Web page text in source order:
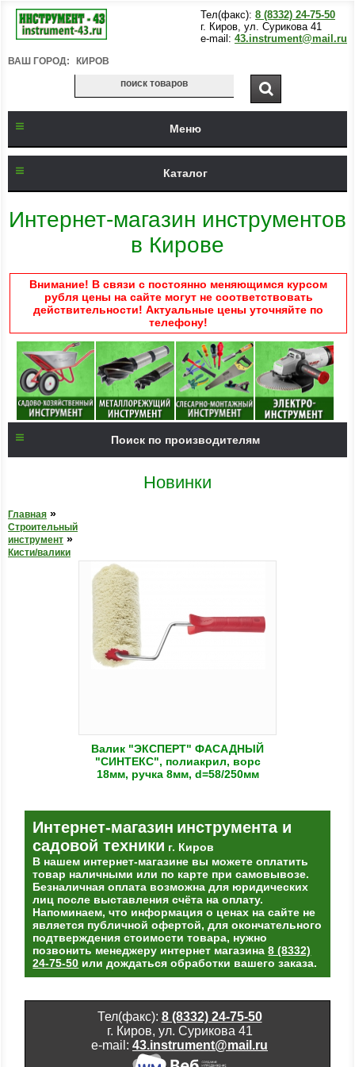
Тел(факс): 8 (8332) 24-75-50
г. Киров, ул. Сурикова 41
e-mail: 43.instrument@mail.ru
ВАШ ГОРОД: КИРОВ
Меню
Каталог
Интернет-магазин инструментов
в Кирове
Внимание! В связи с постоянно меняющимся курсом
рубля цены на сайте могут не соответствовать
действительности! Актуальные цены уточняйте по
телефону!
Поиск по производителям
Новинки
Главная »
Строительный
инструмент »
Кисти/валики
Валик "ЭКСПЕРТ" ФАСАДНЫЙ
"СИНТЕКС", полиакрил, ворс
18мм, ручка 8мм, d=58/250мм
Интернет-магазин инструмента и
садовой техники г. Киров
В нашем интернет-магазине вы можете оплатить
товар наличными или по карте при самовывозе.
Безналичная оплата возможна для юридических
лиц после выставления счёта на оплату.
Напоминаем, что информация о ценах на сайте не
является публичной офертой, для окончательного
подтверждения стоимости товара, нужно
позвонить менеджеру интернет магазина8 (8332)
24-75-50 или дождаться обработки вашего заказа.
Тел(факс): 8 (8332) 24-75-50
г. Киров, ул. Сурикова 41
e-mail: 43.instrument@mail.ru